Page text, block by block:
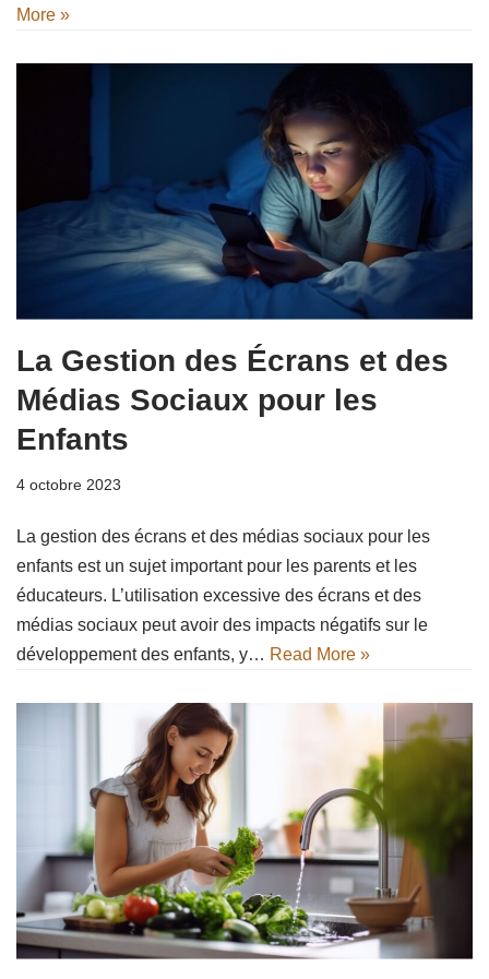
More »
La Gestion des Écrans et des
Médias Sociaux pour les
Enfants
4 octobre 2023
La gestion des écrans et des médias sociaux pour les
enfants est un sujet important pour les parents et les
éducateurs. L’utilisation excessive des écrans et des
médias sociaux peut avoir des impacts négatifs sur le
développement des enfants, y… Read More »